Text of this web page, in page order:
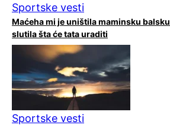
Sportske vesti
Maćeha mi je uništila maminsku
slutila šta će tata uraditi
Sportske vesti